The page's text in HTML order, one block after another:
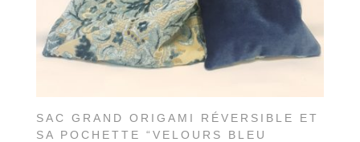
SAC GRAND ORIGAMI RÉVERSIBLE ET
SA POCHETTE “VELOURS BLEU